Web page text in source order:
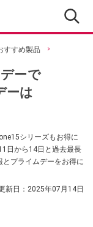
すすめ製品
ーで
ーは
シリーズもお得に
日から14日と過去最長
プライムデーをお得に
新日： 2025年07月14日